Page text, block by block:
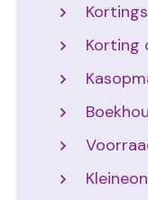
Korting